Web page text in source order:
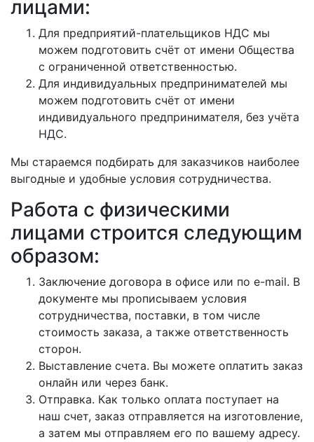
лицами:
Для предприятий-плательщиков НДС мы
можем подготовить счёт от имени Общества
с ограниченной ответственностью.
Для индивидуальных предпринимателей мы
можем подготовить счёт от имени
индивидуального предпринимателя, без учёта
НДС.
Мы стараемся подбирать для заказчиков наиболее
выгодные и удобные условия сотрудничества.
Работа с физическими
лицами строится следующим
образом:
Заключение договора в офисе или по e-mail. В
документе мы прописываем условия
сотрудничества, поставки, в том числе
стоимость заказа, а также ответственность
сторон.
Выставление счета. Вы можете оплатить заказ
онлайн или через банк.
Отправка. Как только оплата поступает на
наш счет, заказ отправляется на изготовление,
а затем мы отправляем его по вашему адресу.